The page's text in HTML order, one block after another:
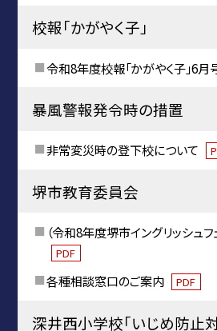
校報「かがやく子」
令和8年度校報「かがやく子」6月
暴風警報発令時の措置
非常変災時の登下校について
堺市教育委員会
（令和8年度堺市イングリッシュフ
PDF
各種相談窓口のご案内 PDF
深井西小学校「いじめ防止